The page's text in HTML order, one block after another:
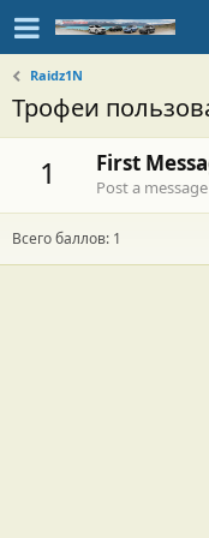
Raidz1N
Трофеи
1 First
Post a
Всего баллов: 1